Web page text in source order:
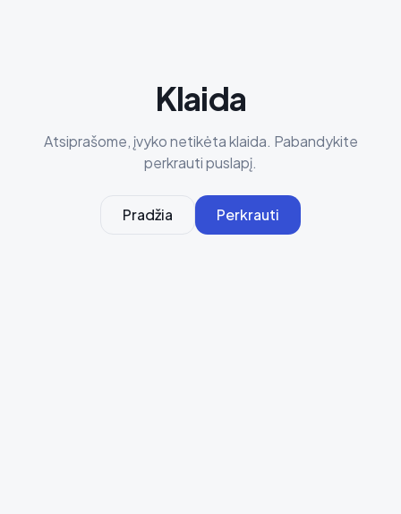
Klaida
Atsiprašome, įvyko netikėta klaida. Pabandykite
perkrauti puslapį.
Pradžia Perkrauti